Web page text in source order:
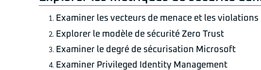
Examiner les vecteurs de menace et les violations
Explorer le modèle de sécurité Zero Trust
Examiner le degré de sécurisation Microsoft
Examiner Privileged Identity Management